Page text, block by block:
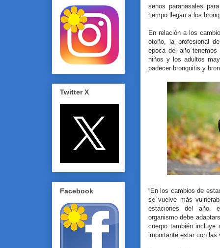
senos paranasales
tiempo llegan a los
En relación a los
otoño, la profesional
época del año
niños y los adultos
padecer bronquitis y
“En los cambios de
se vuelve más
estaciones del año,
organismo debe
cuerpo también incluye
importante estar con las
Twitter X
Facebook